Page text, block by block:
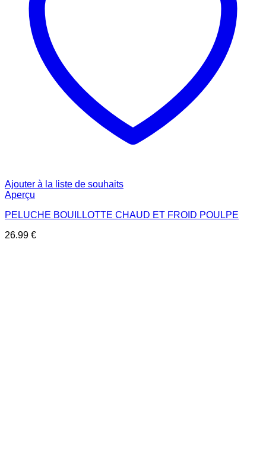
Ajouter à la liste de souhaits
Aperçu
PELUCHE BOUILLOTTE CHAUD ET FROID POULPE
26.99 €